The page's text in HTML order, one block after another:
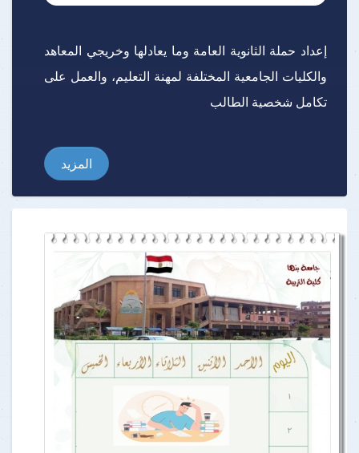
إعداد حملة الثانوية العامة وما يعادلها وخريجي المعاهد
والكليات الجامعية المختلفة لمهنة التعليم، والعمل على
تكامل شخصية الطالب
المزيد